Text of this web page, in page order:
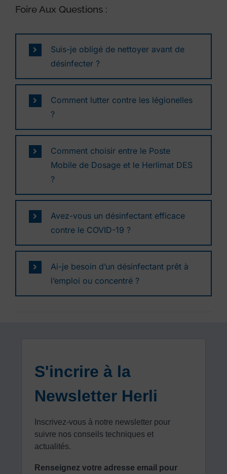
Foire Aux Questions :
Suis-je obligé de nettoyer avant de
désinfecter ?
Comment lutter contre les légionelles
?
Comment choisir entre le Poste
Mobile de Dosage et le Herlimat DES
?
Avez-vous un désinfectant efficace
contre le COVID-19 ?
Ai-je besoin d’un désinfectant prêt à
l’emploi ou concentré ?
S'incrire à la
Newsletter Herli
Inscrivez-vous à notre newsletter pour
suivre nos conseils techniques et
actualités.
Renseignez votre adresse email pour